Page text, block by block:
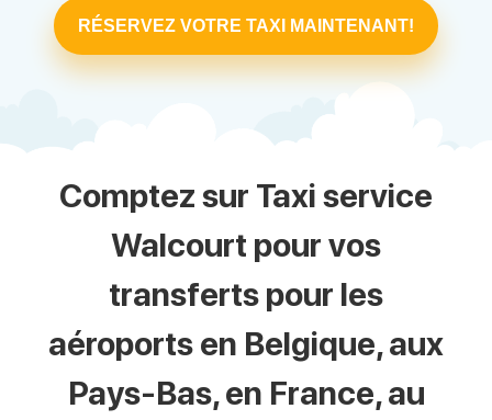
RÉSERVEZ VOTRE TAXI MAINTENANT!
Comptez sur Taxi service
Walcourt pour vos
transferts pour les
aéroports en Belgique, aux
Pays-Bas, en France, au